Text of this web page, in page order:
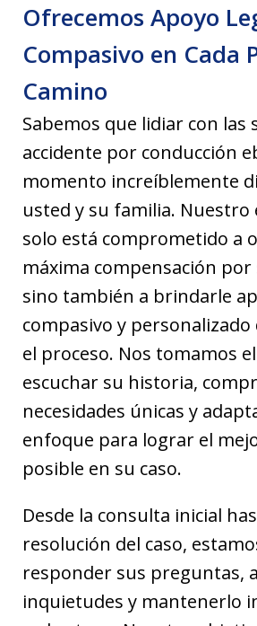
Ofrecemos Apoyo
Compasivo en Cada
Camino
Sabemos que lidiar con las
accidente por conducción
momento increíblemente
usted y su familia. Nuestro
solo está comprometido a
máxima compensación
sino también a brindarle
compasivo y
el proceso. Nos tomamos
escuchar su historia,
necesidades únicas y
enfoque para lograr el
posible en su caso.
Desde la consulta inicial
resolución del caso,
responder sus preguntas,
inquietudes y mantenerlo